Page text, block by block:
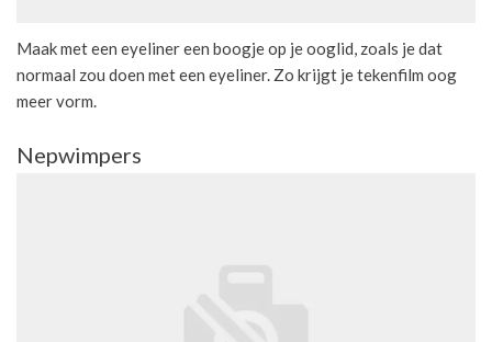
Maak met een eyeliner een boogje op je ooglid, zoals je dat
normaal zou doen met een eyeliner. Zo krijgt je tekenfilm oog
meer vorm.
Nepwimpers